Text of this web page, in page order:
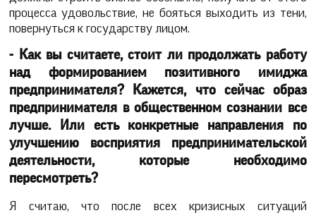
процесса удовольствие, не бояться выходить из тени,
повернуться к государству лицом.
- Как вы считаете, стоит ли продолжать работу
над формированием позитивного имиджа
предпринимателя? Кажется, что сейчас образ
предпринимателя в общественном сознании все
лучше. Или есть конкретные направления по
улучшению восприятия предпринимательской
деятельности, которые необходимо
пересмотреть?
Я считаю, что после всех кризисных ситуаций